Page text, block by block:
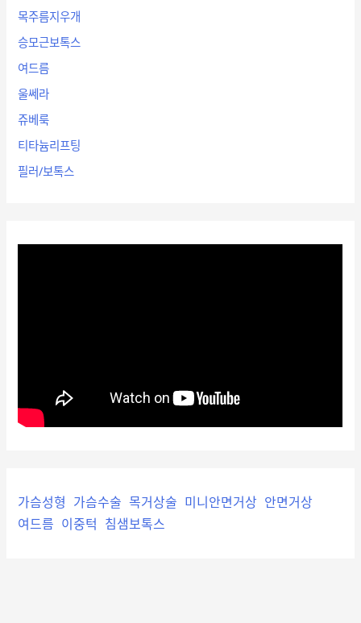
목주름지우개
승모근보톡스
여드름
울쎄라
쥬베룩
티타늄리프팅
필러/보톡스
가슴성형 가슴수술 목거상술 미니안면거상 안면거상
여드름 이중턱 침샘보톡스